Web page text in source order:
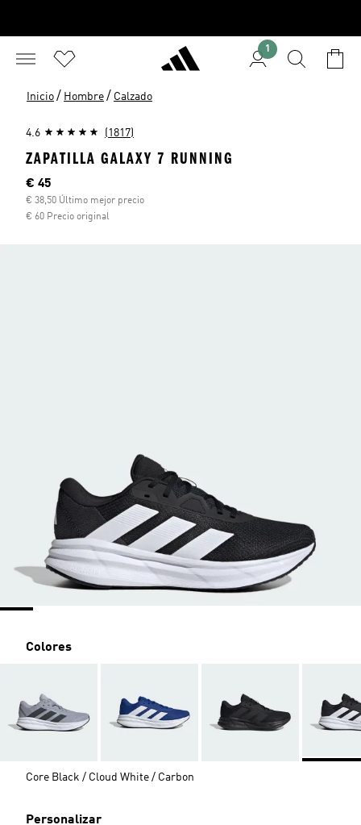
1
Inicio / Hombre / Calzado
4.6 (1817)
ZAPATILLA GALAXY 7 RUNNING
Precio actual
€ 45
€ 38,50 Último mejor precio
€ 60 Precio original
Colores
Core Black / Cloud White / Carbon
Personalizar